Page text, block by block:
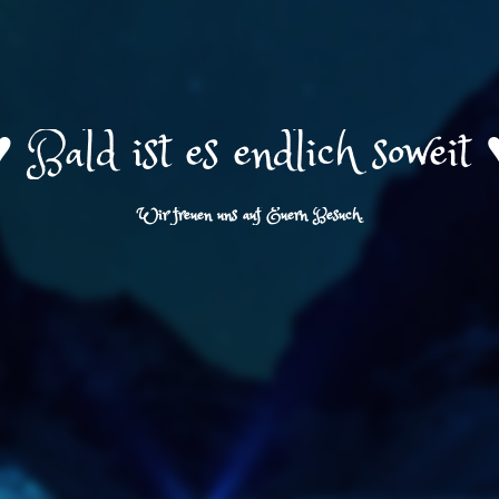
Bald ist es endlich soweit
Wir freuen uns auf Euern Besuch.